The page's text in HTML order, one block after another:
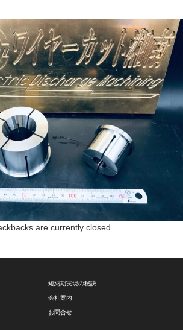
are currently closed.
短納期実現の秘訣
会社案内
お問合せ